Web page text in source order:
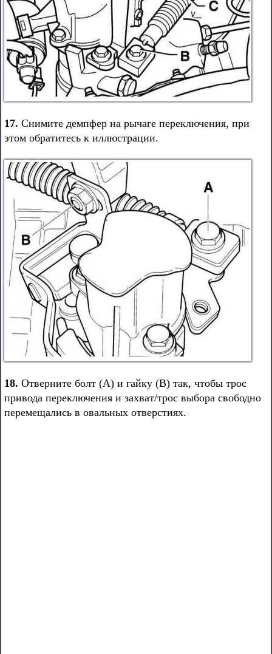
17. Снимите демпфер на рычаге переключения, при
этом обратитесь к иллюстрации.
18. Отверните болт (А) и гайку (В) так, чтобы трос
привода переключения и захват/трос выбора свободно
перемещались в овальных отверстиях.